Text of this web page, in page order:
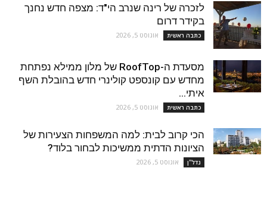
לזכרה של רינה שנרב הי"ד: מצפה חדש נחנך
בקידר דרום
כתבה ראשית אוגוסט 5, 2026
מסעדת ה-RoofTop של מלון ממילא נפתחת
מחדש עם קונספט קולינרי חדש בהובלת השף
איתי...
כתבה ראשית אוגוסט 5, 2026
הכי קרוב לבית: למה המשפחות הצעירות של
הציונות הדתית ממשיכות לבחור בלוד?
נדל''ן אוגוסט 5, 2026